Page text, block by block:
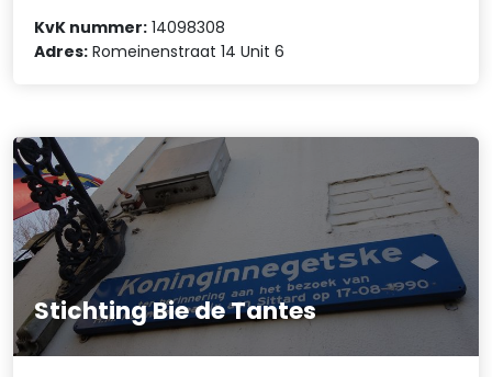
KvK nummer: 14098308
Adres: Romeinenstraat 14 Unit 6
Stichting Bie de Tantes